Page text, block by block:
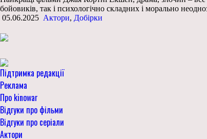
бойовиків, так і психологічно складних і морально
05.06.2025 Актори, Добірки
Підтримка редакції
Реклама
Про kinowar
Відгуки про фільми
Відгуки про серіали
Актори